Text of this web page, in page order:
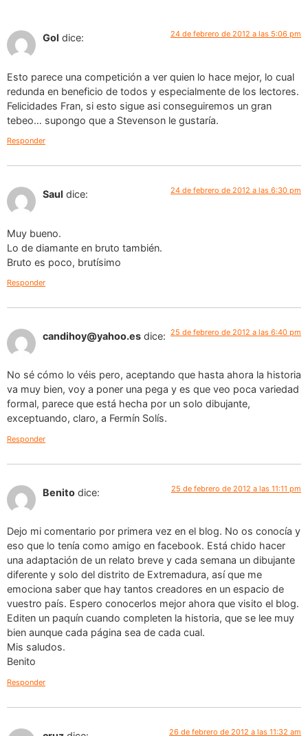
Gol dice: 24 de febrero de 2012 a las 5:06 pm
Esto parece una competición a ver quien lo hace mejor, lo cual
redunda en beneficio de todos y especialmente de los lectores.
Felicidades Fran, si esto sigue asi conseguiremos un gran
tebeo… supongo que a Stevenson le gustaría.
Responder
Saul dice: 24 de febrero de 2012 a las 6:30 pm
Muy bueno.
Lo de diamante en bruto también.
Bruto es poco, brutísimo
Responder
candihoy@yahoo.es dice: 25 de febrero de 2012 a las 6:40 pm
No sé cómo lo véis pero, aceptando que hasta ahora la historia
va muy bien, voy a poner una pega y es que veo poca variedad
formal, parece que está hecha por un solo dibujante,
exceptuando, claro, a Fermín Solís.
Responder
Benito dice: 25 de febrero de 2012 a las 11:11 pm
Dejo mi comentario por primera vez en el blog. No os conocía y
eso que lo tenía como amigo en facebook. Está chido hacer
una adaptación de un relato breve y cada semana un dibujante
diferente y solo del distrito de Extremadura, así que me
emociona saber que hay tantos creadores en un espacio de
vuestro país. Espero conocerlos mejor ahora que visito el blog.
Editen un paquín cuando completen la historia, que se lee muy
bien aunque cada página sea de cada cual.
Mis saludos.
Benito
Responder
26 de febrero de 2012 a las 11:32 am